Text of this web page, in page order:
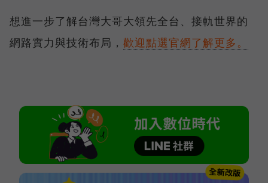
想進一步了解台灣大哥大領先全台、接軌世界的
網路實力與技術布局， 歡迎點選官網了解更多。